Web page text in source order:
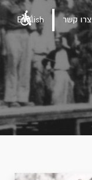
צרו קשר English